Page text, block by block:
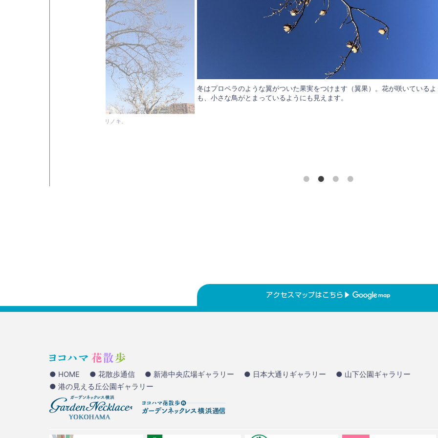
番かっこいい木は、何と言ってもこのユリノキ。
冬はプロペラのような翼がついた果実をつけます（翼果）。花が咲いている
も、小さな鳥がとまっているようにも見えます。
● HOME ● 花散歩通信 ● 新港中央広場ギャラリー ● 日本大通りギャラリー
● 山下公園ギャラリー
● 港の見える丘公園ギャラリー